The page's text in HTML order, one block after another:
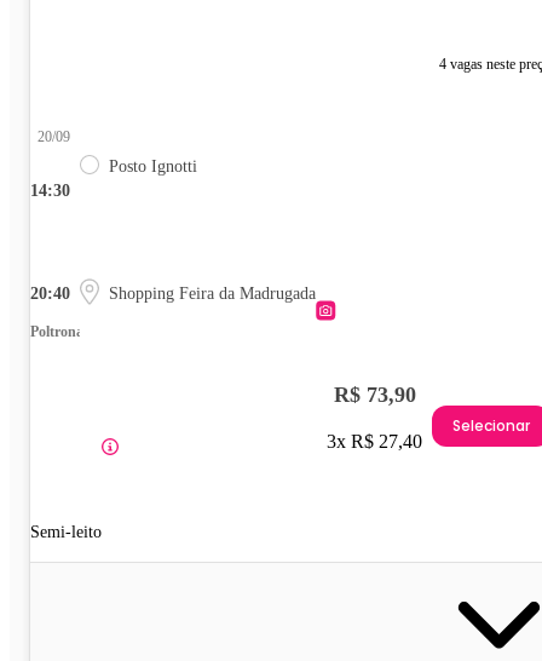
4 vagas neste
14:30
20/09
Posto Ignotti
20:40 Shopping Feira da Madrugada
Poltrona
Semi-leito
R$ 73,90
3x R$ 27,40
Selecionar